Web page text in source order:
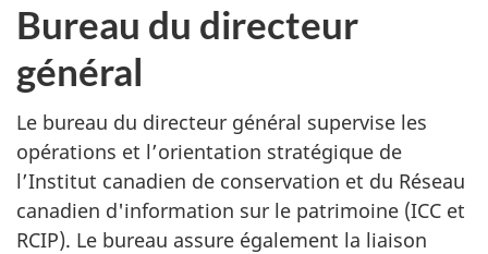
Bureau du directeur
général
Le bureau du directeur général supervise les
opérations et l’orientation stratégique de
l’Institut canadien de conservation et du Réseau
canadien d'information sur le patrimoine (ICC et
RCIP). Le bureau assure également la liaison